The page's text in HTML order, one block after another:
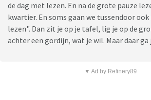
de dag met lezen. En na de grote pauze
kwartier. En soms gaan we tussendoor
lezen". Dan zit je op je tafel, lig je op de
achter een gordijn, wat je wil. Maar daar ga
▼ Ad by Refinery89